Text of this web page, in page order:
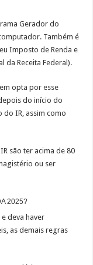
Gerador do
Também é
Imposto de Renda e
da Receita Federal).
opta por esse
do início do
IR, assim como
são ter acima de 80
ou ser
2025?
deva haver
as demais regras